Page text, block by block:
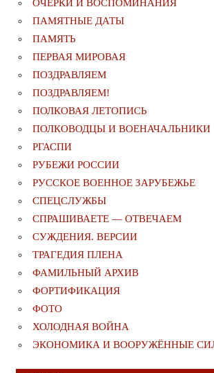
ОЧЕРКИ И ВОСПОМИНАНИЯ
ПАМЯТНЫЕ ДАТЫ
ПАМЯТЬ
ПЕРВАЯ МИРОВАЯ
ПОЗДРАВЛЯЕМ
ПОЗДРАВЛЯЕМ!
ПОЛКОВАЯ ЛЕТОПИСЬ
ПОЛКОВОДЦЫ И ВОЕНАЧАЛЬНИКИ
РГАСПИ
РУБЕЖИ РОССИИ
РУССКОЕ ВОЕННОЕ ЗАРУБЕЖЬЕ
СПЕЦСЛУЖБЫ
СПРАШИВАЕТЕ — ОТВЕЧАЕМ
СУЖДЕНИЯ. ВЕРСИИ
ТРАГЕДИЯ ПЛЕНА
ФАМИЛЬНЫЙ АРХИВ
ФОРТИФИКАЦИЯ
ФОТО
ХОЛОДНАЯ ВОЙНА
ЭКОНОМИКА И ВООРУЖЁННЫЕ